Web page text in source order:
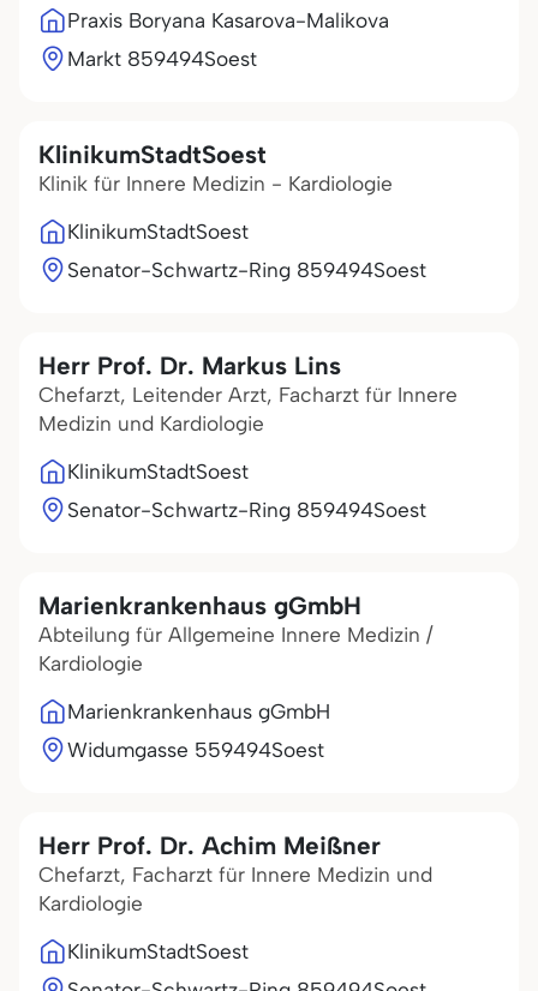
Praxis Boryana Kasarova-Malikova
Markt 859494Soest
KlinikumStadtSoest
Klinik für Innere Medizin - Kardiologie
KlinikumStadtSoest
Senator-Schwartz-Ring 859494Soest
Herr Prof. Dr. Markus Lins
Chefarzt, Leitender Arzt, Facharzt für Innere
Medizin und Kardiologie
KlinikumStadtSoest
Senator-Schwartz-Ring 859494Soest
Marienkrankenhaus gGmbH
Abteilung für Allgemeine Innere Medizin /
Kardiologie
Marienkrankenhaus gGmbH
Widumgasse 559494Soest
Herr Prof. Dr. Achim Meißner
Chefarzt, Facharzt für Innere Medizin und
Kardiologie
KlinikumStadtSoest